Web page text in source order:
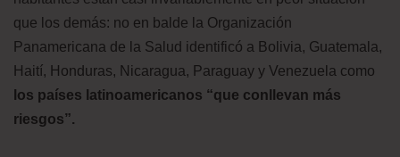
que los demás: no en balde la Organización
Panamericana de la Salud identificó a Bolivia, Guatemala,
Haití, Honduras, Nicaragua, Paraguay y Venezuela como
los países latinoamericanos “que conllevan más
riesgos”.